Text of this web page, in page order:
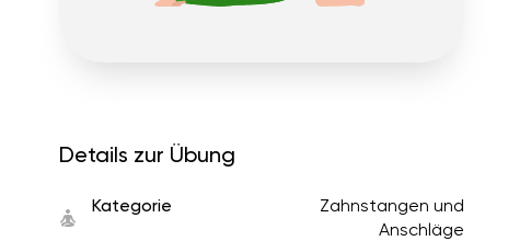
Details zur Übung
Kategorie
Zahnstangen und
Anschläge